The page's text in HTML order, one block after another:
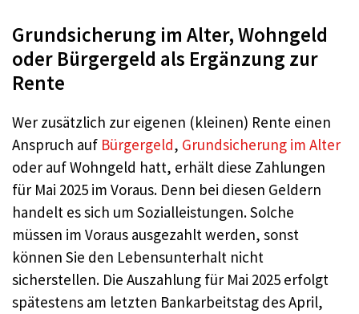
Grundsicherung im Alter, Wohngeld
oder Bürgergeld als Ergänzung zur
Rente
Wer zusätzlich zur eigenen (kleinen) Rente einen
Anspruch auf Bürgergeld, Grundsicherung im Alter
oder auf Wohngeld hatt, erhält diese Zahlungen
für Mai 2025 im Voraus. Denn bei diesen Geldern
handelt es sich um Sozialleistungen. Solche
müssen im Voraus ausgezahlt werden, sonst
können Sie den Lebensunterhalt nicht
sicherstellen. Die Auszahlung für Mai 2025 erfolgt
spätestens am letzten Bankarbeitstag des April,